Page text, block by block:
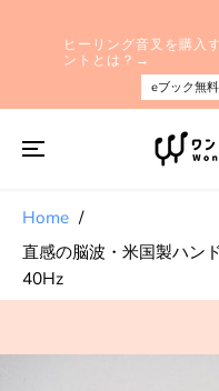
ヒーリング音叉を購入
ントとは？→
eブック無
Home
直感の脳波・米国製ハン
40Hz